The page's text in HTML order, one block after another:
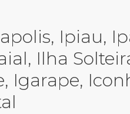
Ipiau,
Ilha
Igarape,